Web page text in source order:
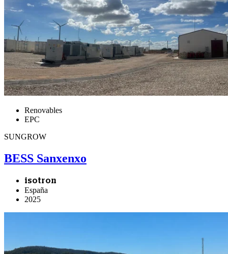
Renovables
EPC
SUNGROW
BESS Sanxenxo
isotron
España
2025